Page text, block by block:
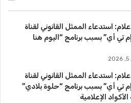
استدعاء الممثل القانوني لقناة
تي أي” بسبب برنامج “اليوم هنا
استدعاء الممثل القانوني لقناة
تي أي” بسبب برنامج “حلوة بلادي”
الإعلامية